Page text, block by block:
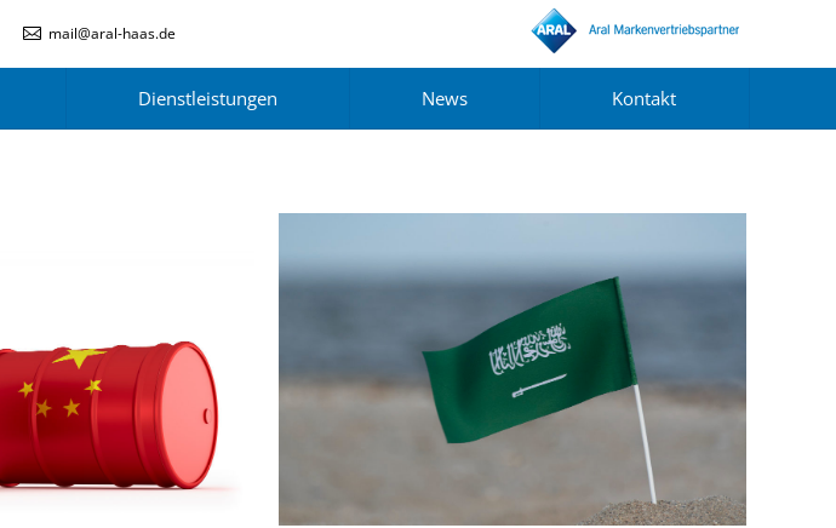
mail@aral-haas.de
Dienstleistungen News Kontakt